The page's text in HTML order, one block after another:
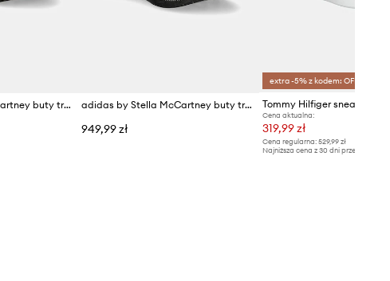
adidas by Stella McCartney buty treningowe Ultraboost 20 adidas by Stella McCartney buty treningowe Ultraboost 5
949,99 zł
extra -5% z kodem: OFF*
Cena aktualna:
319,99 zł
Cena regularna: 529,99 zł
Najniższa cena z 30 dni przed obniżką: